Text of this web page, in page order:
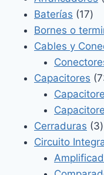
Baterías 1717
Bornes o
Cables y
Capacitores
Cerraduras 33
Circuito